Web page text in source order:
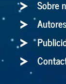
Sobre
Autores